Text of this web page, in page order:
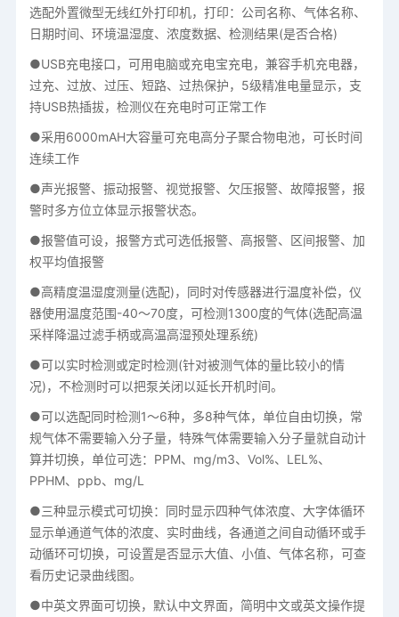
选配外置微型无线红外打印机，打印：公司名称、气体名称、
日期时间、环境温湿度、浓度数据、检测结果(是否合格)
●USB充电接口，可用电脑或充电宝充电，兼容手机充电器，
过充、过放、过压、短路、过热保护，5级精准电量显示，支
持USB热插拔，检测仪在充电时可正常工作
●采用6000mAH大容量可充电高分子聚合物电池，可长时间
连续工作
●声光报警、振动报警、视觉报警、欠压报警、故障报警，报
警时多方位立体显示报警状态。
●报警值可设，报警方式可选低报警、高报警、区间报警、加
权平均值报警
●高精度温湿度测量(选配)，同时对传感器进行温度补偿，仪
器使用温度范围-40～70度，可检测1300度的气体(选配高温
采样降温过滤手柄或高温高湿预处理系统)
●可以实时检测或定时检测(针对被测气体的量比较小的情
况)，不检测时可以把泵关闭以延长开机时间。
●可以选配同时检测1～6种，多8种气体，单位自由切换，常
规气体不需要输入分子量，特殊气体需要输入分子量就自动计
算并切换，单位可选：PPM、mg/m3、Vol%、LEL%、
PPHM、ppb、mg/L
●三种显示模式可切换：同时显示四种气体浓度、大字体循环
显示单通道气体的浓度、实时曲线，各通道之间自动循环或手
动循环可切换，可设置是否显示大值、小值、气体名称，可查
看历史记录曲线图。
●中英文界面可切换，默认中文界面，简明中文或英文操作提